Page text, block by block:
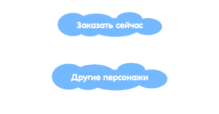
Заказать сейчас
Другие персонажи